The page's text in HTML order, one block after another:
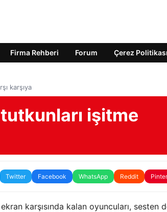
Firma Rehberi Forum Çerez Politikası
karşıya
işitme
Twitter Facebook WhatsApp Reddit
karşısında kalan oyuncuları, sesten